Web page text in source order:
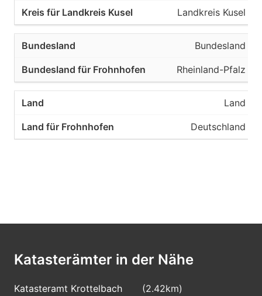
Landkreis Kusel
Bundesland
Rheinland-Pfalz
Land
Deutschland
Katasterämter in der Nähe
Katasteramt Krottelbach
(2.42km)